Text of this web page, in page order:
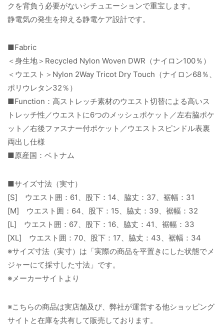
クを背負う必要がないシチュエーションで重宝します。
静電気の発生を抑える静電ケア設計です。
■Fabric
＜身生地＞Recycled Nylon Woven DWR（ナイロン100％）
＜ウエスト＞Nylon 2Way Tricot Dry Touch（ナイロン68％、
ポリウレタン32％）
■Function：高ストレッチ素材のウエスト切替による高いス
トレッチ性／ウエストに6つのメッシュポケット／左右脇ポケ
ット／右後ファスナー付ポケット／ウエストスピンドル表裏
両出し仕様
■原産国：ベトナム
■サイズ寸法（実寸）
[S] ウエスト囲：61、股下：14、脇丈：37、裾幅：31
[M] ウエスト囲：64、股下：15、脇丈：39、裾幅：32
[L] ウエスト囲：67、股下：16、脇丈：41、裾幅：33
[XL] ウエスト囲：70、股下：17、脇丈：43、裾幅：34
※サイズ寸法（実寸）は「実際の商品を平置きにした状態でメ
ジャーにて採寸した寸法」です。
※メーカーサイトより
※こちらの商品は実店舗及び、弊社が運営する他ショッピング
サイトと在庫を共有して販売しております。